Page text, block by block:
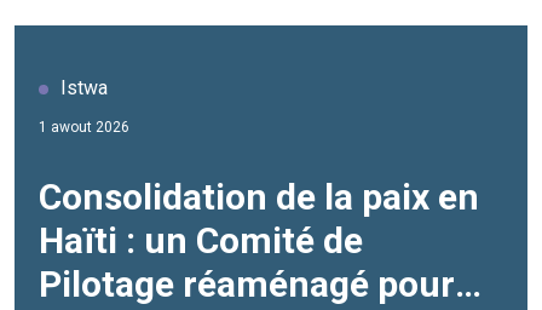
Istwa
1 awout 2026
Consolidation de la paix en
Haïti : un Comité de
Pilotage réaménagé pour